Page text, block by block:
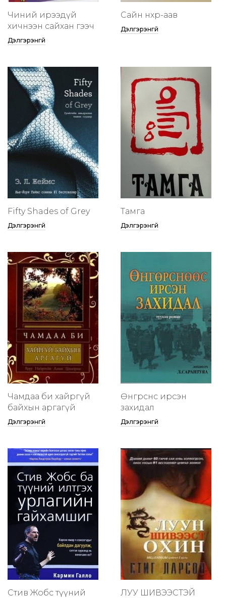
Чиний ирээдүй
хичнээн сайхан гээч
Дэлгэрэнгүй
Сайн нөхөр-аав
Дэлгэрэнгүй
Fifty Shades of Grey
Дэлгэрэнгүй
Тамга
Дэлгэрэнгүй
Чамдаа би хайргүй
байхын аргагүй
Дэлгэрэнгүй
Өнгөрснөөс ирсэн
захидал
Дэлгэрэнгүй
Стив Жобс түүний
ЛУУ ШИВЭЭСТЭЙ